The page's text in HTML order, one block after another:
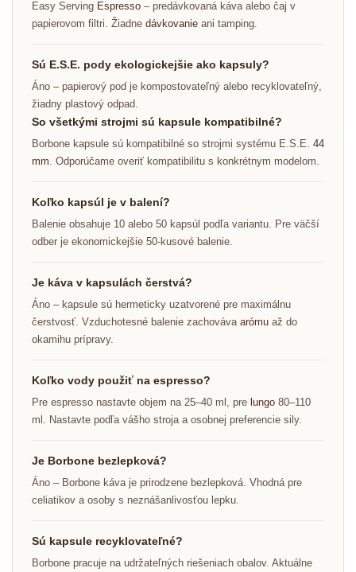
Easy Serving Espresso – predávkovaná káva alebo čaj v
papierovom filtri. Žiadne dávkovanie ani tamping.
Sú E.S.E. pody ekologickejšie ako kapsuly?
Áno – papierový pod je kompostovateľný alebo recyklovateľný,
žiadny plastový odpad.
So všetkými strojmi sú kapsule kompatibilné?
Borbone kapsule sú kompatibilné so strojmi systému E.S.E. 44
mm. Odporúčame overiť kompatibilitu s konkrétnym modelom.
Koľko kapsúl je v balení?
Balenie obsahuje 10 alebo 50 kapsúl podľa variantu. Pre väčší
odber je ekonomickejšie 50-kusové balenie.
Je káva v kapsulách čerstvá?
Áno – kapsule sú hermeticky uzatvorené pre maximálnu
čerstvosť. Vzduchotesné balenie zachováva arómu až do
okamihu prípravy.
Koľko vody použiť na espresso?
Pre espresso nastavte objem na 25–40 ml, pre lungo 80–110
ml. Nastavte podľa vášho stroja a osobnej preferencie sily.
Je Borbone bezlepková?
Áno – Borbone káva je prirodzene bezlepková. Vhodná pre
celiatikov a osoby s neznášanlivosťou lepku.
Sú kapsule recyklovateľné?
Borbone pracuje na udržateľných riešeniach obalov. Aktuálne